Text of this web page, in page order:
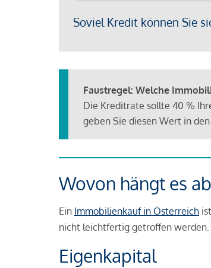
Soviel Kredit können Sie
Faustregel: Welche
Die Kreditrate sollte 40 %
geben Sie diesen Wert in
Wovon hängt es
Ein Immobilienkauf in Österreich
nicht leichtfertig getroffen werden.
Eigenkapital